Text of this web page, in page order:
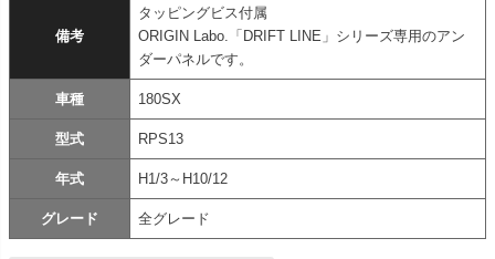
備考
タッピングビス付属
ORIGIN Labo.「DRIFT LINE」シリーズ専用のアン
ダーパネルです。
車種 180SX
型式 RPS13
年式 H1/3～H10/12
グレード 全グレード